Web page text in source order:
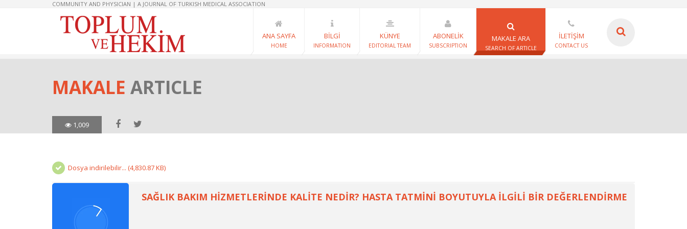
COMMUNITY AND PHYSICIAN | A JOURNAL OF TURKISH MEDICAL ASSOCIATION
ANA SAYFA
HOME
BİLGİ
INFORMATION
KÜNYE
EDITORIAL TEAM
ABONELİK
SUBSCRIPTION
MAKALE ARA
SEARCH OF ARTICLE
İLETİŞİM
CONTACT US
MAKALE ARTICLE
1,009
Dosya indirilebilir... (4,830.87 KB)
SAĞLIK BAKIM HİZMETLERİNDE KALİTE NEDİR? HASTA TATMİNİ BOYUTUYLA İLGİLİ BİR DEĞERLENDİRME